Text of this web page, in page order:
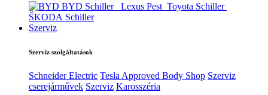
BYD Schiller Lexus Pest Toyota Schiller
ŠKODA Schiller
Szerviz
Szerviz szolgáltatások
Schneider Electric Tesla Approved Body Shop Szerviz
cserejárművek Szerviz Karosszéria